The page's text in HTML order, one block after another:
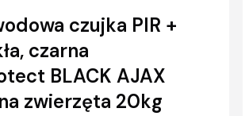
czujka PIR +
czarna
BLACK AJAX
zwierzęta 20kg